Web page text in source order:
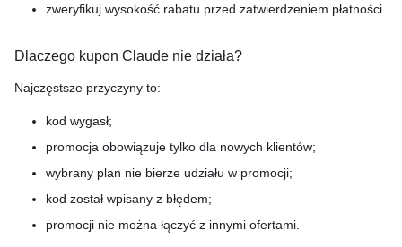
zweryfikuj wysokość rabatu przed zatwierdzeniem płatności.
Dlaczego kupon Claude nie działa?
Najczęstsze przyczyny to:
kod wygasł;
promocja obowiązuje tylko dla nowych klientów;
wybrany plan nie bierze udziału w promocji;
kod został wpisany z błędem;
promocji nie można łączyć z innymi ofertami.